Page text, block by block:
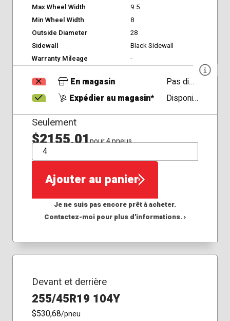
Max Wheel Width
9.5
Min Wheel Width
8
Outside Diameter
28
Sidewall
Black Sidewall
Warranty Mileage
-
En magasin
Pas disponible
Expédier au magasin*
Disponible
Seulement
$2155,01pour 4 pneus
QTÉ
Ajouter au panier
Je ne suis pas encore prêt à acheter.
Contactez-moi pour plus d'informations. ›
Devant et derrière
255/45R19 104Y
$530,68/pneu